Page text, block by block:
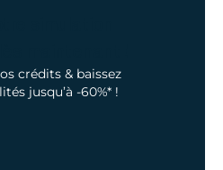
crédits & baissez
jusqu’à -60%* !